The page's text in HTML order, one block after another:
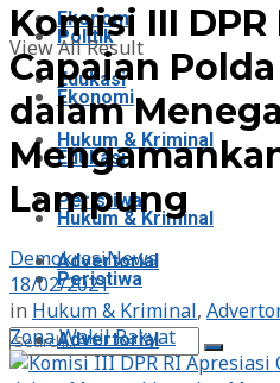
Ekonomi
Edukasi
Hukum & Kriminal
Peristiwa
Advertorial
Politik
Ekonomi
Edukasi
Hukum & Kriminal
Peristiwa
Advertorial
View All Result
Komisi III
Capaian
dalam
Lampung
DemokrasiNews
18/02/2021
in Hukum & Kriminal,
Zona Wakil Rakyat